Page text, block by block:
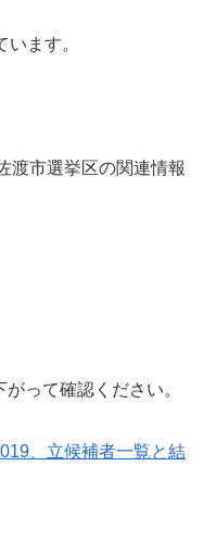
ます。
渡市選挙区の関連情報
って確認ください。
、立候補者一覧と結